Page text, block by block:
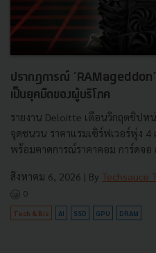
ปรากฏการณ์
เป็นยุคมืดของผู้บริโภค
รายงาน Deloitte เตือนวิกฤตชิปห
จุดชนวน ราคาแรมเซิร์ฟเวอร์พุ่ง 4
พร้อมคาดการณ์ราคาคอม การ์ดจอ
สิงหาคม 6, 2026 | By Techsauce
0
Tech & Biz AI SSD GPU DRAM